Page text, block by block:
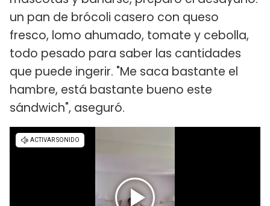
un pan de brócoli casero con queso
fresco, lomo ahumado, tomate y cebolla,
todo pesado para saber las cantidades
que puede ingerir. "Me saca bastante el
hambre, está bastante bueno este
sándwich", aseguró.